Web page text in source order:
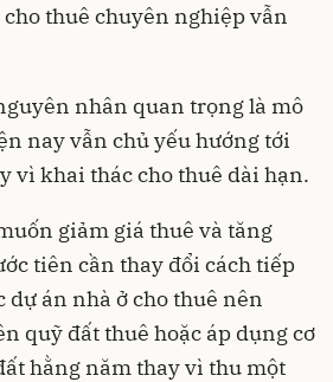
thuê chuyên nghiệp vẫn
nhân quan trọng là mô
nay vẫn chủ yếu hướng tới
vì khai thác cho thuê dài hạn.
giảm giá thuê và tăng
tiên cần thay đổi cách tiếp
dự án nhà ở cho thuê nên
quỹ đất thuê hoặc áp dụng cơ
hằng năm thay vì thu một